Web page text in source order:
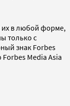
их в любой форме,
только с
знак Forbes
Media Asia